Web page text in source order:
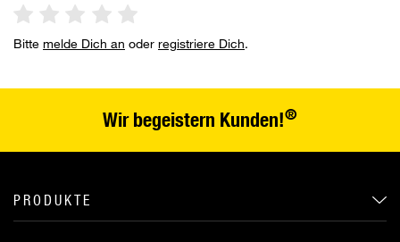
Bitte melde Dich an oder registriere Dich.
Wir begeistern Kunden!®
PRODUKTE